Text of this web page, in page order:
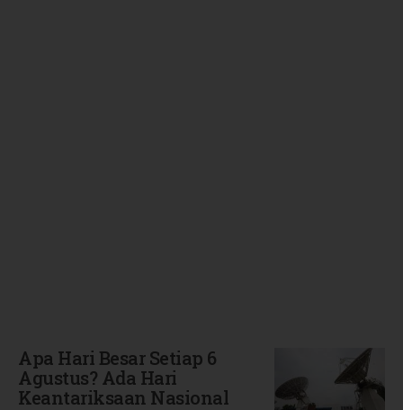
Apa Hari Besar Setiap 6
Agustus? Ada Hari
Keantariksaan Nasional